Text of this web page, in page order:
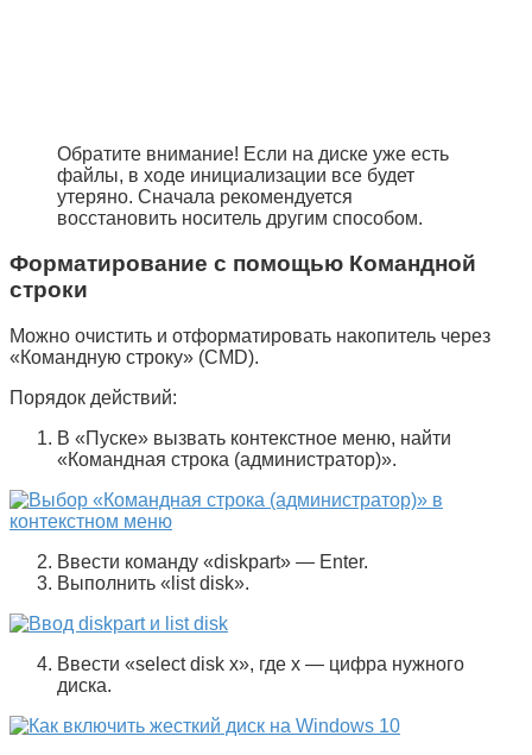
Обратите внимание! Если на диске уже есть
файлы, в ходе инициализации все будет
утеряно. Сначала рекомендуется
восстановить носитель другим способом.
Форматирование с помощью Командной
строки
Можно очистить и отформатировать накопитель через
«Командную строку» (CMD).
Порядок действий:
В «Пуске» вызвать контекстное меню, найти
«Командная строка (администратор)».
Ввести команду «diskpart» — Enter.
Выполнить « list disk».
Ввести «select disk x», где х — цифра нужного
диска.